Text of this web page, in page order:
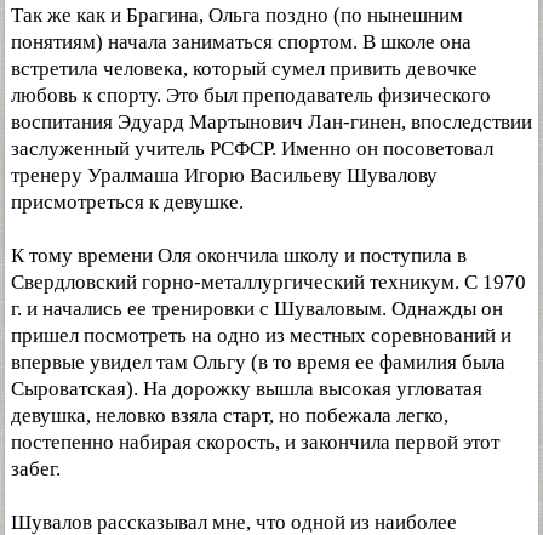
Так же как и Брагина, Ольга поздно (по нынешним
понятиям) начала заниматься спортом. В школе она
встретила человека, который сумел привить девочке
любовь к спорту. Это был преподаватель физического
воспитания Эдуард Мартынович Лан-гинен, впоследствии
заслуженный учитель РСФСР. Именно он посоветовал
тренеру Уралмаша Игорю Васильеву Шувалову
присмотреться к девушке.
К тому времени Оля окончила школу и поступила в
Свердловский горно-металлургический техникум. С 1970
г. и начались ее тренировки с Шуваловым. Однажды он
пришел посмотреть на одно из местных соревнований и
впервые увидел там Ольгу (в то время ее фамилия была
Сыроватская). На дорожку вышла высокая угловатая
девушка, неловко взяла старт, но побежала легко,
постепенно набирая скорость, и закончила первой этот
забег.
Шувалов рассказывал мне, что одной из наиболее